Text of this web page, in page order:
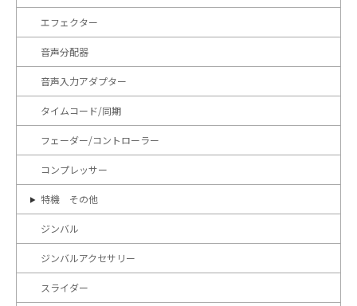
エフェクター
音声分配器
音声入力アダプター
タイムコード/同期
フェーダー/コントローラー
コンプレッサー
特機 その他
ジンバル
ジンバルアクセサリー
スライダー